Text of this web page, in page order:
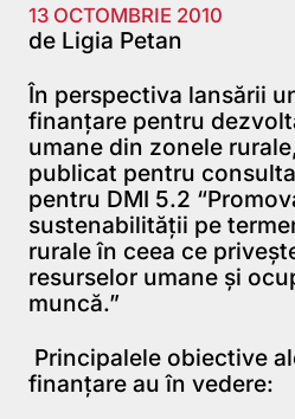
13 OCTOMBRIE 2010
de Ligia Petan
În perspectiva lansării
finanţare pentru
umane din zonele
publicat pentru
pentru DMI 5.2
sustenabilităţii pe
rurale în ceea ce
resurselor umane şi
muncă.”
Principalele obiective
finanţare au în vedere: